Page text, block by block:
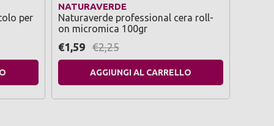
per
NATURAVERDE
Naturaverde professional cera roll-
on micromica 100gr
€1,59 €2,25
AGGIUNGI AL CARRELLO